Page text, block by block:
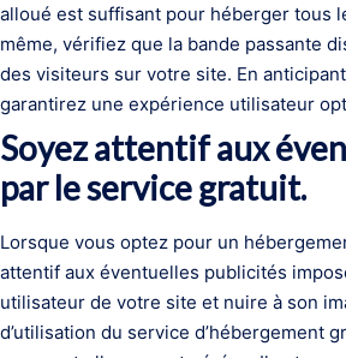
alloué est suffisant pour héberger tous
même, vérifiez que la bande passante
des visiteurs sur votre site. En
garantirez une expérience utilisateur
Soyez attentif aux
par le service gratuit.
Lorsque vous optez pour un
attentif aux éventuelles publicités
utilisateur de votre site et nuire à son
d’utilisation du service d’hébergement